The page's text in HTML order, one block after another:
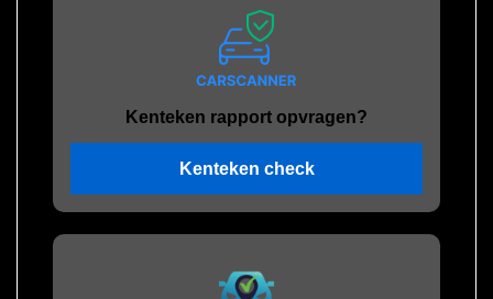
Kenteken rapport opvragen?
Kenteken check